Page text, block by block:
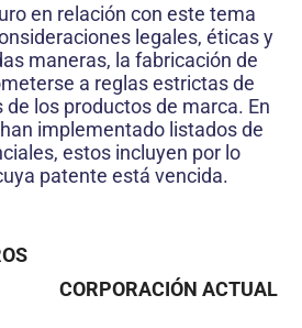
en relación con este tema
legales, éticas y
maneras, la fabricación de
a reglas estrictas de
de los productos de marca. En
implementado listados de
estos incluyen por lo
patente está vencida.
CORPORACIÓN ACTUAL